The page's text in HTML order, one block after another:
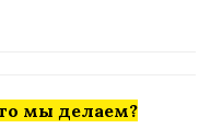
мы делаем?